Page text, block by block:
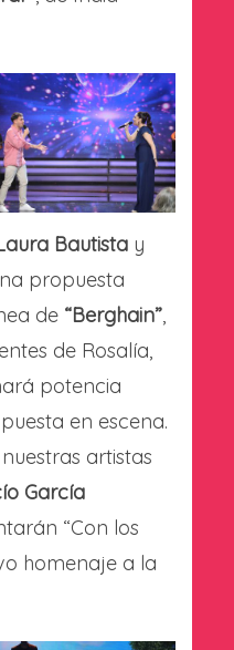
Bautista y
propuesta
de “Berghain”,
de Rosalía,
potencia
en escena.
artistas
García
“Con los
homenaje a la